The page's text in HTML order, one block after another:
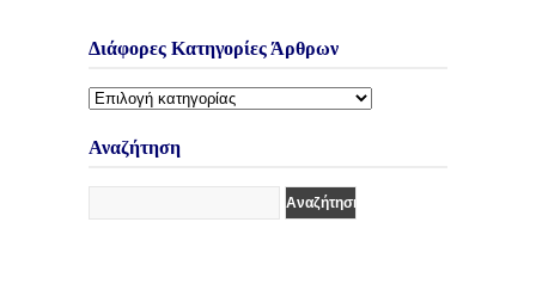
Διάφορες Κατηγορίες Άρθρων
Διάφορες
Άρθρων
Αναζήτηση